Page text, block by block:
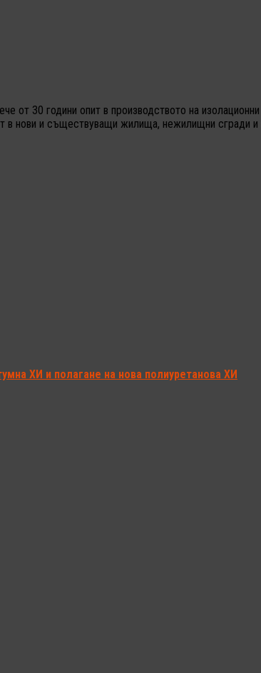
от 30 години опит в производството на
в нови и съществуващи жилища, нежилищни сгради
ХИ и полагане на нова полиуретанова ХИ